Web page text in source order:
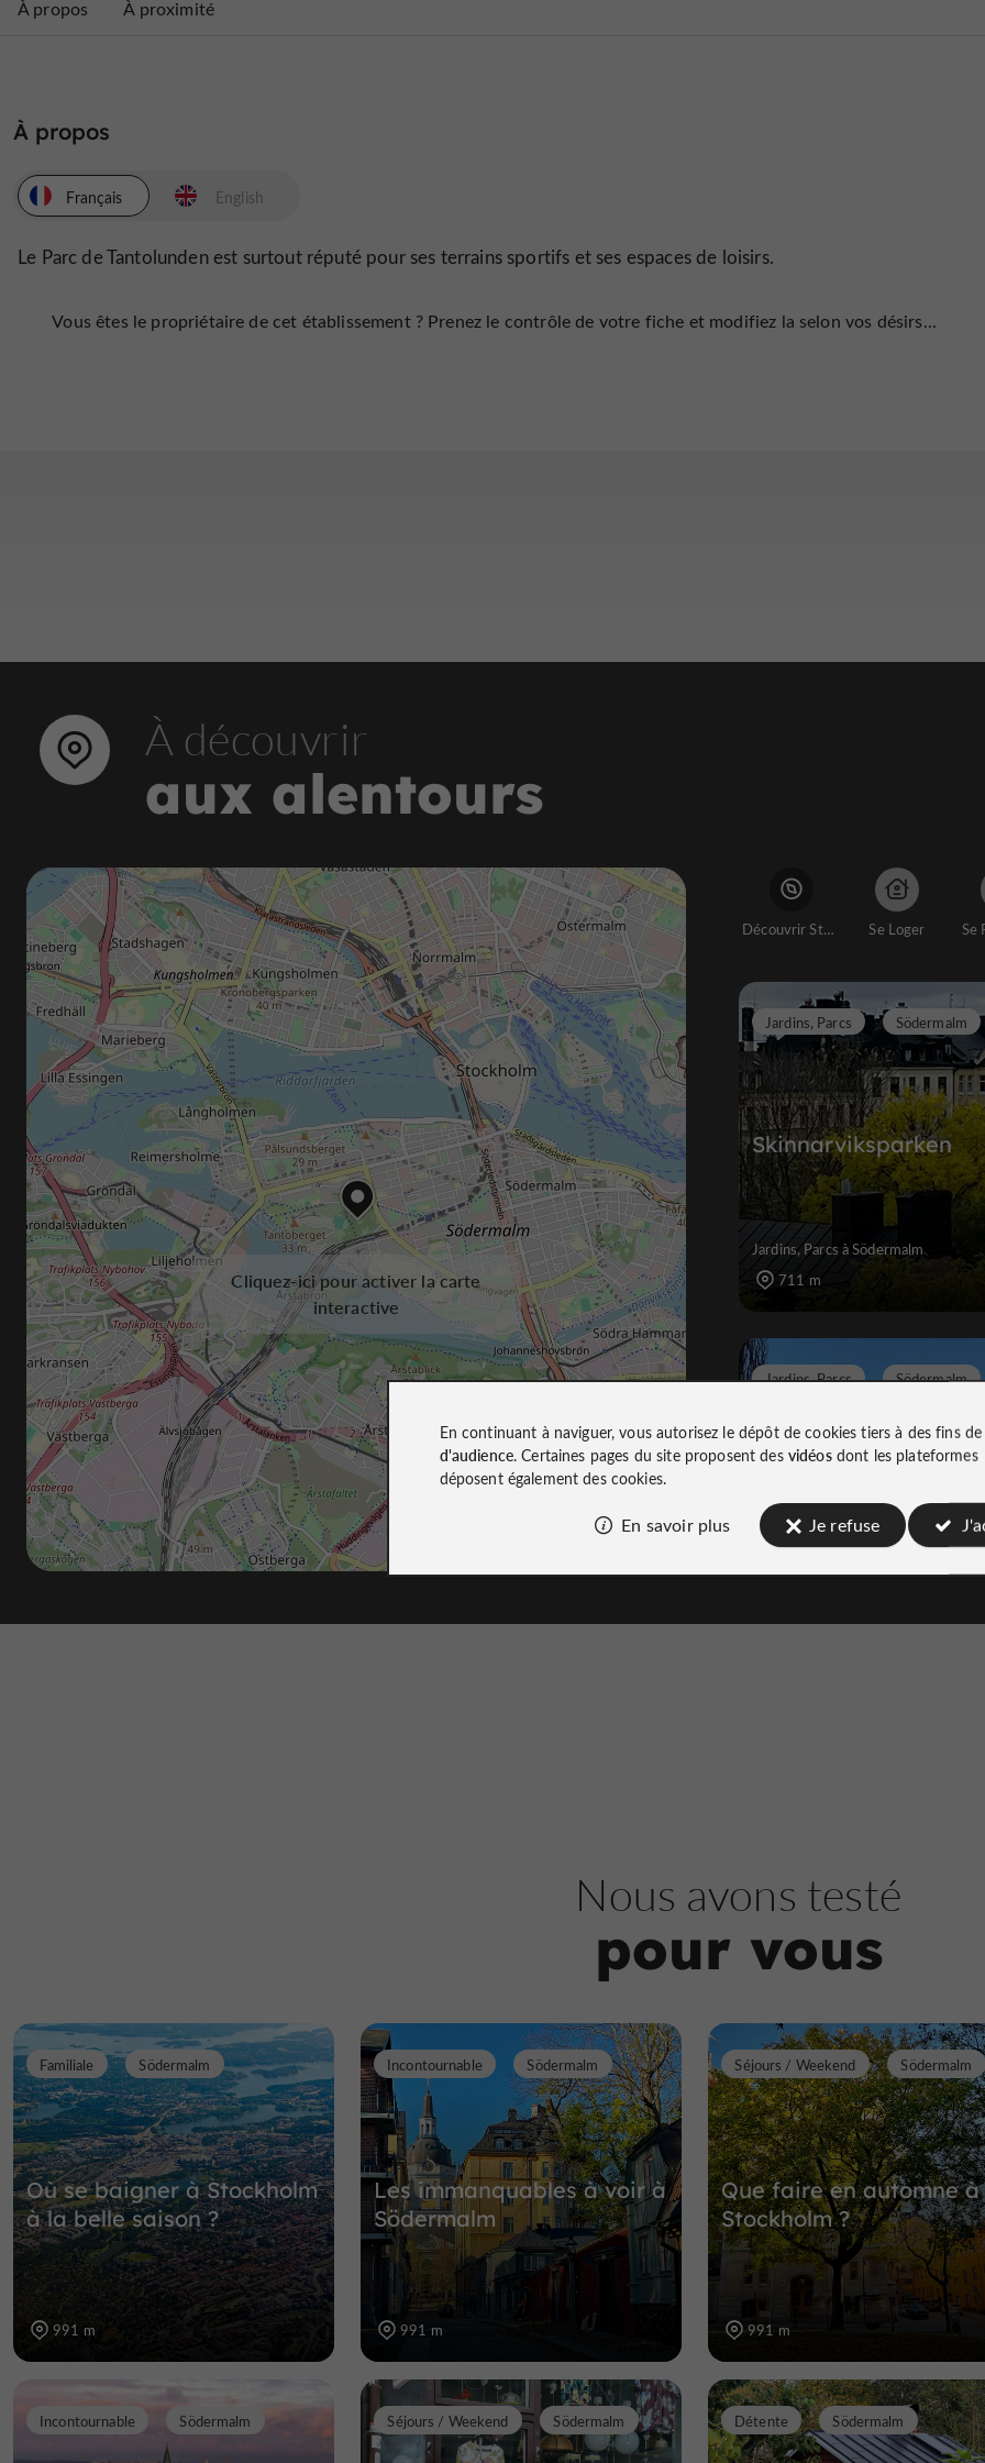
À propos À proximité
À propos
Français
Le Parc de Tantolunden est surtout réputé pour ses terrains sportifs et ses espaces de loisirs.
Vous êtes le propriétaire de cet établissement ? Prenez le contrôle de votre fiche et modifiez la selon vos désirs...
English
À découvrir
aux alentours
Cliquez-ici pour activer la carte
interactive
Découvrir Stockholm Se Loger Se
Skinnarviks­parken
Jardins, Parcs Södermalm
Jardins, Parcs à Södermalm
711 m
Rosenlunds­parken
Jardins, Parcs Södermalm
Jardins, Parcs à Södermalm
Nous avons testé
pour vous
Où se baigner à Stockholm
à la belle saison ?
Familiale Södermalm
991 m
Les immanquables à voir à
Södermalm
Incontournable Södermalm
991 m
Que faire en automne à
Stockholm ?
Séjours / Weekend Södermalm
991 m
Incontournable Södermalm Séjours / Weekend Södermalm Détente Södermalm
En continuant à naviguer, vous autorisez le dépôt de cookies tiers à des fins de
d'audience. Certaines pages du site proposent des vidéosdont les plateformes
déposent également des cookies.
En savoir plus Je refuse